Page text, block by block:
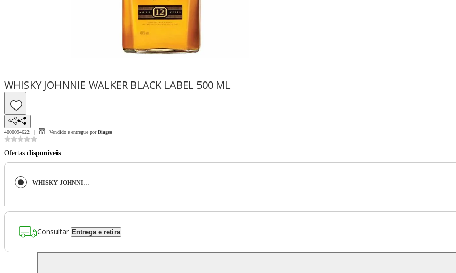
WHISKY JOHNNIE WALKER BLACK LABEL 500 ML
4000094622 Vendido e entregue por Diageo
Ofertas disponíveis
WHISKY JOHNNIE WALKER BLACK LABEL 500 ML
Consultar Entrega e retira